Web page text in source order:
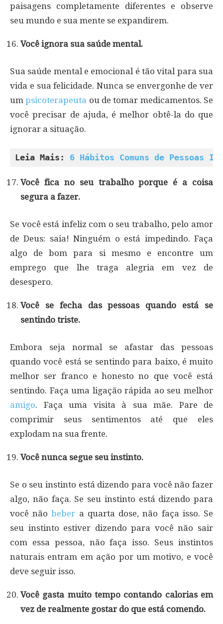
paisagens completamente diferentes e observe
seu mundo e sua mente se expandirem.
Você ignora sua saúde mental.
Sua saúde mental e emocional é tão vital para sua
vida e sua felicidade. Nunca se envergonhe de ver
umpsicoterapeuta ou de tomar medicamentos. Se
você precisar de ajuda, é melhor obtê-la do que
ignorar a situação.
Leia Mais: 6 Hábitos Comuns de Pessoas
Você fica no seu trabalho porque é a coisa
segura a fazer.
Se você está infeliz com o seu trabalho, pelo amor
de Deus: saia! Ninguém o está impedindo. Faça
algo de bom para si mesmo e encontre um
emprego que lhe traga alegria em vez de
desespero.
Você se fecha das pessoas quando está se
sentindo triste.
Embora seja normal se afastar das pessoas
quando você está se sentindo para baixo, é muito
melhor ser franco e honesto no que você está
sentindo. Faça uma ligação rápida ao seu melhor
amigo. Faça uma visita à sua mãe. Pare de
comprimir seus sentimentos até que eles
explodam na sua frente.
Você nunca segue seu instinto.
Se o seu instinto está dizendo para você não fazer
algo, não faça. Se seu instinto está dizendo para
você nãobeber a quarta dose, não faça isso. Se
seu instinto estiver dizendo para você não sair
com essa pessoa, não faça isso. Seus instintos
naturais entram em ação por um motivo, e você
deve seguir isso.
Você gasta muito tempo contando calorias em
vez de realmente gostar do que está comendo.